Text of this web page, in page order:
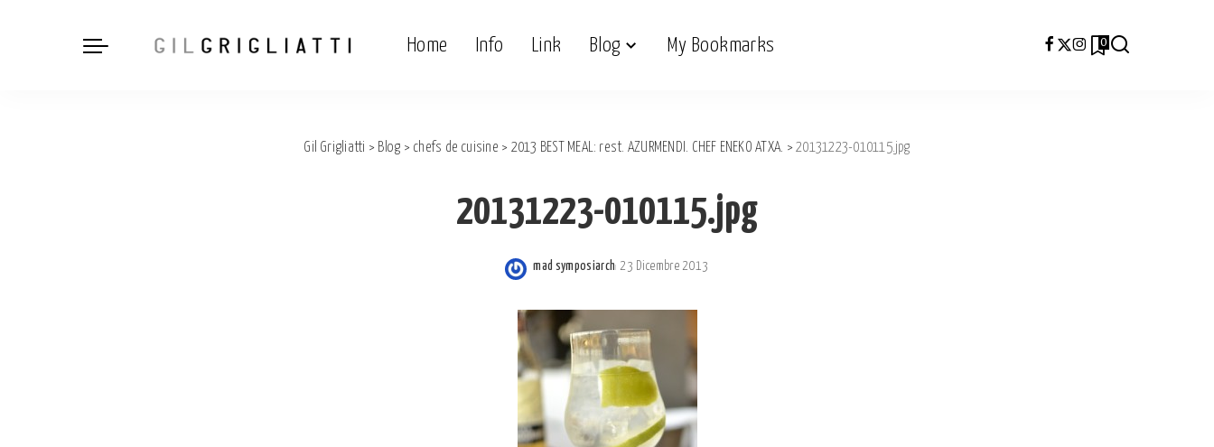
Home Info Link Blog My Bookmarks 0
Gil Grigliatti > Blog > chefs de cuisine > 2013 BEST MEAL: rest. AZURMENDI. CHEF ENEKO ATXA. >20131223-010115.jpg
20131223-010115.jpg
Posted
mad symposiarch 23 Dicembre 2013